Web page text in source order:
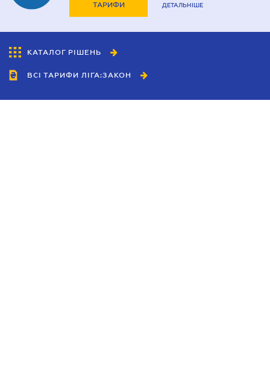
ТАРИФИ ДЕТАЛЬНІШЕ
КАТАЛОГ РІШЕНЬ
ВСІ ТАРИФИ ЛІГА:ЗАКОН